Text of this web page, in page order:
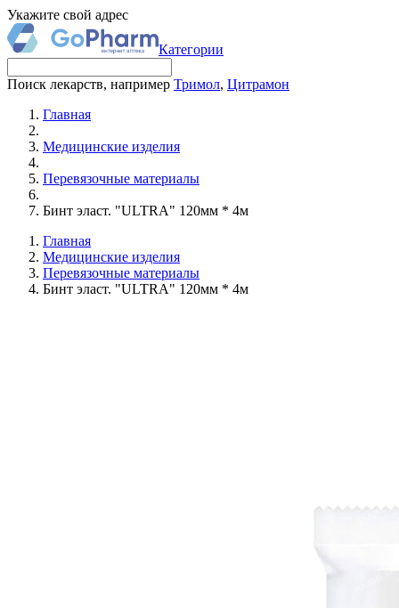
Укажите свой адрес
Категории
Поиск лекарств, например Тримол, Цитрамон
Главная
Медицинские изделия
Перевязочные материалы
Бинт эласт. "ULTRA" 120мм * 4м
Главная
Медицинские изделия
Перевязочные материалы
Бинт эласт. "ULTRA" 120мм * 4м